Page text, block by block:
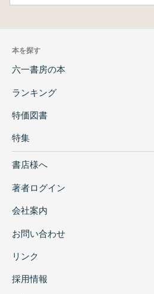
本を探す
六一書房の本
ランキング
特価図書
特集
書店様へ
著者ログイン
会社案内
お問い合わせ
リンク
採用情報